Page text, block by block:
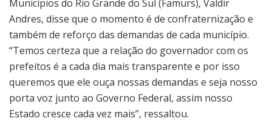
Municípios do Rio Grande do Sul (Famurs), Valdir
Andres, disse que o momento é de confraternização e
também de reforço das demandas de cada município.
“Temos certeza que a relação do governador com os
prefeitos é a cada dia mais transparente e por isso
queremos que ele ouça nossas demandas e seja nosso
porta voz junto ao Governo Federal, assim nosso
Estado cresce cada vez mais”, ressaltou.